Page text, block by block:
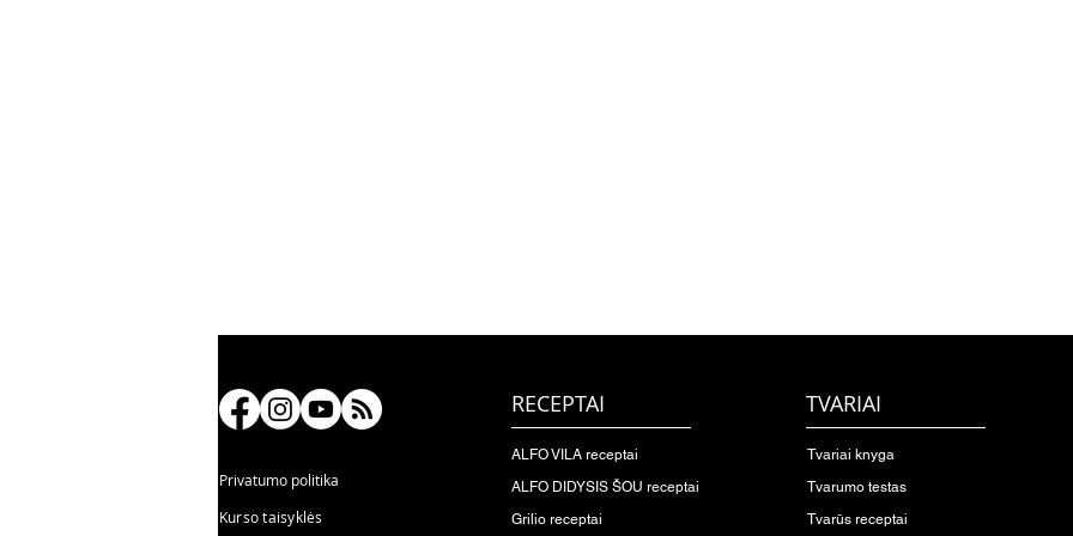
Privatumo politika
Kurso taisyklės
RECEPTAI
ALFO VILA receptai
ALFO DIDYSIS ŠOU receptai
Grilio receptai
TVARIAI
Tvariai knyga
Tvarumo testas
Tvarūs receptai